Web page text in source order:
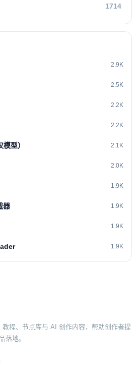
1714
2.9K
2.5K
2.2K
2.2K
型） 2.1K
2.0K
1.9K
器 1.9K
1.9K
1.9K
程、节点库与 AI 创作内容，帮助创作者提
落地。